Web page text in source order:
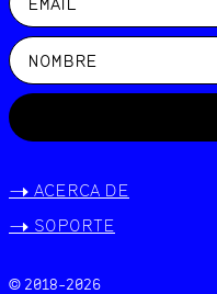
-> ACERCA DE
-> SOPORTE
© 2018-2026